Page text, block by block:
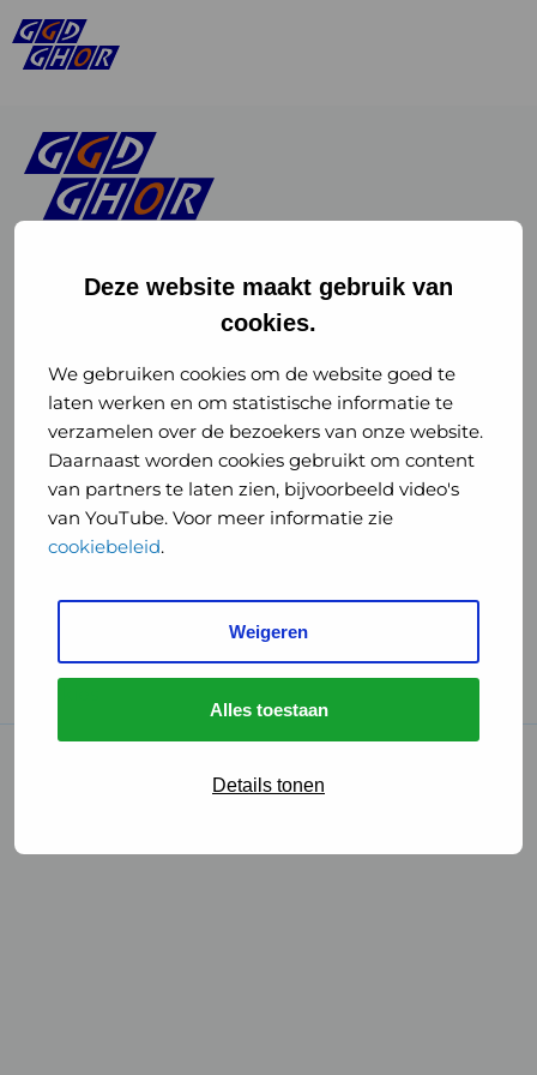
Deze website maakt gebruik van
cookies.
We gebruiken cookies om de website goed te
laten werken en om statistische informatie te
verzamelen over de bezoekers van onze website.
Daarnaast worden cookies gebruikt om content
van partners te laten zien, bijvoorbeeld video's
van YouTube. Voor meer informatie zie
cookiebeleid.
Weigeren
Alles toestaan
Details tonen
of
GGD
GHOR
Nederland
Instagram
of
GGD
GHOR
Nederland
GGD Reizen op social media
GGD Reizen
GGD Reisvaccinaties